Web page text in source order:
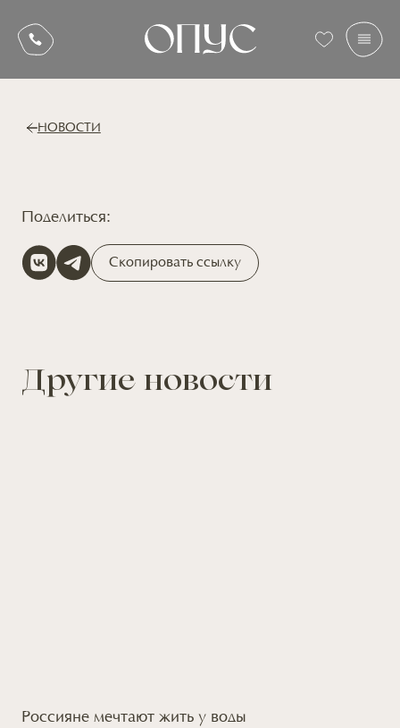
НОВОСТИ
Поделиться:
Скопировать ссылку
Другие новости
Россияне мечтают жить у воды